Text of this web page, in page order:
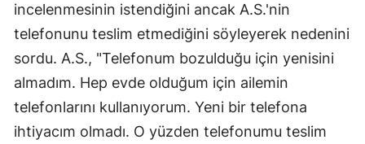
incelenmesinin istendiğini ancak A.S.'nin
telefonunu teslim etmediğini söyleyerek nedenini
sordu. A.S., "Telefonum bozulduğu için yenisini
almadım. Hep evde olduğum için ailemin
telefonlarını kullanıyorum. Yeni bir telefona
ihtiyacım olmadı. O yüzden telefonumu teslim